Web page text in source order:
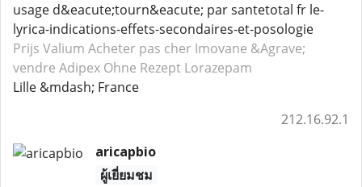
usage d&eacute;tourn&eacute; par santetotal fr le-
lyrica-indications-effets-secondaires-et-posologie
Prijs Valium Acheter pas cher Imovane &Agrave;
vendre Adipex Ohne Rezept Lorazepam
Lille &mdash; France
212.16.92.1
aricapbio
ผู้เยี่ยมชม